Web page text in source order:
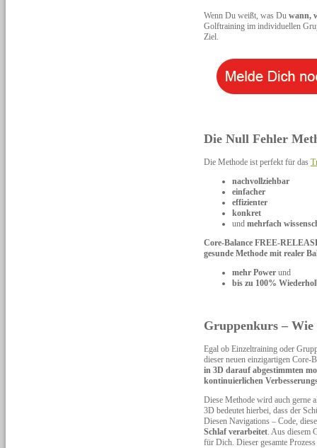
Wenn Du weißt, was Du wann,
Golftraining im individuellen
Ziel.
Die Null Fehler
Die Methode ist perfekt für das
nachvollziehbar
einfacher
effizienter
konkret
und mehrfach
Core-Balance FREE-
gesunde Methode mit realer
mehr Power und
bis zu 100%
Gruppenkurs – Wie
Egal ob Einzeltraining oder
dieser neuen einzigartigen Core-
in 3D darauf abgestimmten
kontinuierlichen
Diese Methode wird auch gerne
3D bedeutet hierbei, dass der
Diesen Navigations – Code,
Schlaf verarbeitet . Aus diesem
für Dich. Dieser gesamte Prozess